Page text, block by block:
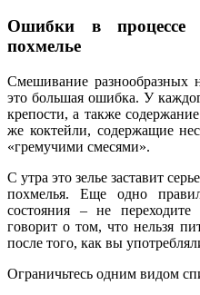
Ошибки в процессе
похмелье
Смешивание разнообразных
это большая ошибка. У
крепости, а также
же коктейли, содержащие
«гремучими смесями».
С утра это зелье заставит
похмелья. Еще одно
состояния – не
говорит о том, что нельзя
после того, как вы
Ограничьтесь одним видом